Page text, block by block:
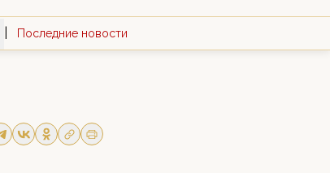
Последние новости